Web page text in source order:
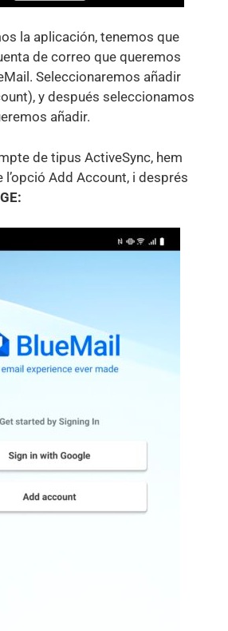
la aplicación, tenemos que
de correo que queremos
Seleccionaremos añadir
y después seleccionamos
añadir.
de tipus ActiveSync, hem
Add Account, i després